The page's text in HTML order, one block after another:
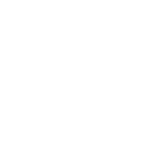
- Team